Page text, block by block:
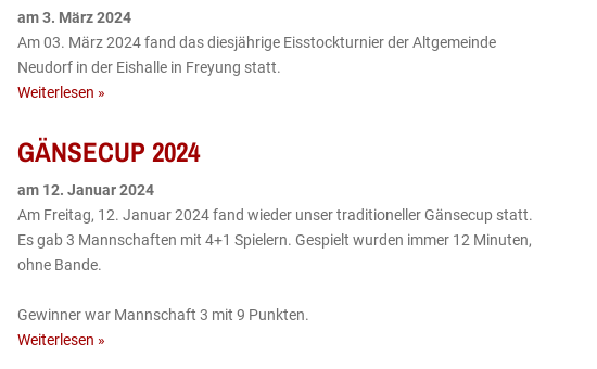
am3. März2024
Am 03. März 2024 fand das diesjährige Eisstockturnier der Altgemeinde
Neudorf in der Eishalle in Freyung statt.
Weiterlesen »
GÄNSECUP 2024
am 12. Januar2024
Am Freitag, 12. Januar 2024 fand wieder unser traditioneller Gänsecup statt.
Es gab 3 Mannschaften mit 4+1 Spielern. Gespielt wurden immer 12 Minuten,
ohne Bande.
Gewinner war Mannschaft 3 mit 9 Punkten.
Weiterlesen »